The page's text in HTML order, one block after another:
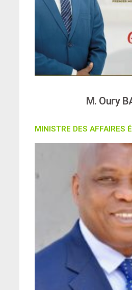
M. Oury
MINISTRE DES AFFAIRES